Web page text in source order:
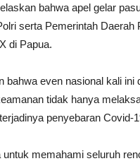
bahwa apel gelar
serta Pemerintah Daerah
di Papua.
bahwa even nasional kali
tidak hanya
penyebaran Covid-
memahami seluruh